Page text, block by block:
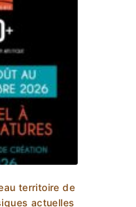
territoire de
actuelles